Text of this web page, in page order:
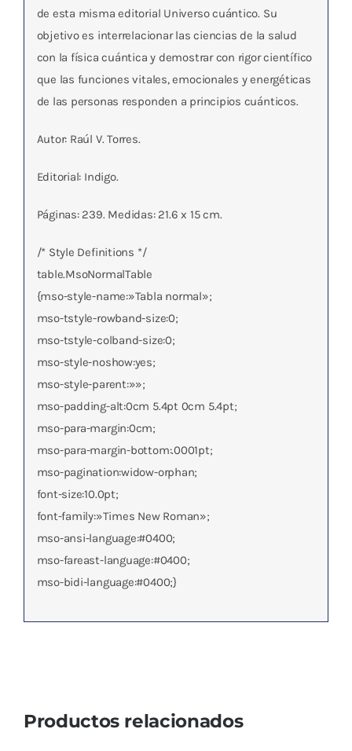
de esta misma editorial Universo cuántico. Su
objetivo es interrelacionar las ciencias de la salud
con la física cuántica y demostrar con rigor científico
que las funciones vitales, emocionales y energéticas
de las personas responden a principios cuánticos.
Autor: Raúl V. Torres.
Editorial: Indigo.
Páginas: 239. Medidas: 21.6 x 15 cm.
/* Style Definitions */
table.MsoNormalTable
{mso-style-name:»Tabla normal»;
mso-tstyle-rowband-size:0;
mso-tstyle-colband-size:0;
mso-style-noshow:yes;
mso-style-parent:»»;
mso-padding-alt:0cm 5.4pt 0cm 5.4pt;
mso-para-margin:0cm;
mso-para-margin-bottom:.0001pt;
mso-pagination:widow-orphan;
font-size:10.0pt;
font-family:»Times New Roman»;
mso-ansi-language:#0400;
mso-fareast-language:#0400;
mso-bidi-language:#0400;}
Productos relacionados